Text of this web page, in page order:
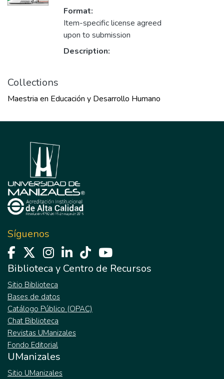
Format:
Item-specific license agreed
upon to submission
Description:
Collections
Maestria en Educación y Desarrollo Humano
Síguenos
Biblioteca y Centro de Recursos
Sitio Biblioteca
Bases de datos
Catálogo Público (OPAC)
Chat Biblioteca
Revistas UManizales
Fondo Editorial
UManizales
Sitio UManizales